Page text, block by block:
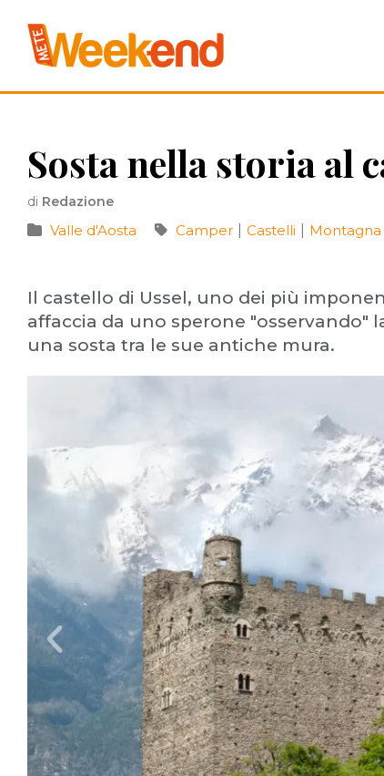
Sosta nella storia al
di Redazione
Valle d'Aosta Camper Castelli Montagna
Il castello di Ussel, uno dei più
affaccia da uno sperone "osservando"
una sosta tra le sue antiche mura.